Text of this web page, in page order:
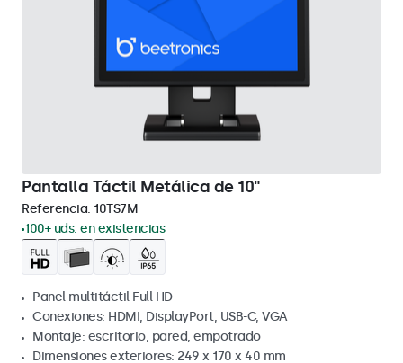
Pantalla Táctil Metálica de 10"
Referencia: 10TS7M
100+ uds. en existencias
Panel multitáctil Full HD
Conexiones: HDMI, DisplayPort, USB-C, VGA
Montaje: escritorio, pared, empotrado
Dimensiones exteriores: 249 x 170 x 40 mm